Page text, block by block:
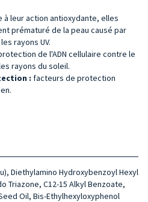
à leur action antioxydante, elles
prématuré de la peau causé par
rayons UV.
de l'ADN cellulaire contre le
rayons du soleil.
: facteurs de protection
Diethylamino Hydroxybenzoyl Hexyl
Triazone, C12-15 Alkyl Benzoate,
Oil, Bis-Ethylhexyloxyphenol